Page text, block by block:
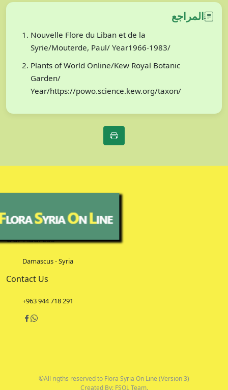
المراجع
Nouvelle Flore du Liban et de la
Syrie/Mouterde, Paul/ Year1966-1983/
Plants of World Online/Kew Royal Botanic
Garden/
Year/https://powo.science.kew.org/taxon/
Our Address
Damascus - Syria
Contact Us
+963 944 718 291
©All rigths reserved to Flora Syria On Line (Version 3)
Created By: FSOL Team.